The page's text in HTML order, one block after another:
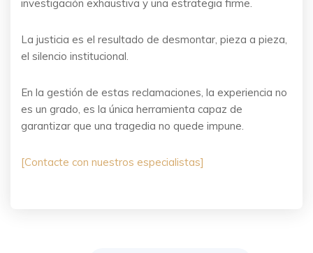
investigación exhaustiva y una estrategia firme.
La justicia es el resultado de desmontar, pieza a pieza,
el silencio institucional.
En la gestión de estas reclamaciones, la experiencia no
es un grado, es la única herramienta capaz de
garantizar que una tragedia no quede impune.
[Contacte con nuestros especialistas]